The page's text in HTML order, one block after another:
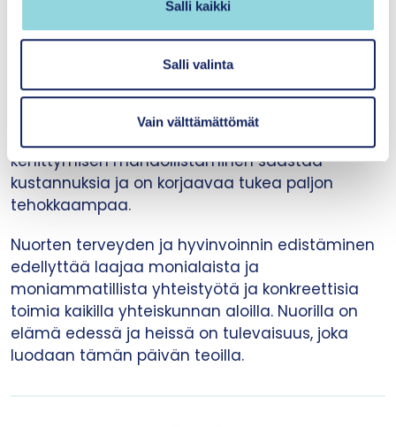
Salli kaikki
Salli valinta
Vain välttämättömät
tutuista palveluista. Kunnissa ja mahdollisesti
tulevilla hyvinvointialueilla tulee panostaa
terveydestä ja hyvinvoinnista huolehtimiseen.
Nyt on tehty liian vähän, liikaa jää juhlapuheiden
tasolle. Voimavarojen lisääminen
kehittymisen mahdollistaminen säästää
kustannuksia ja on korjaavaa tukea paljon
tehokkaampaa.
Nuorten terveyden ja hyvinvoinnin edistäminen
edellyttää laajaa monialaista ja
moniammatillista yhteistyötä ja konkreettisia
toimia kaikilla yhteiskunnan aloilla. Nuorilla on
elämä edessä ja heissä on tulevaisuus, joka
luodaan tämän päivän teoilla.